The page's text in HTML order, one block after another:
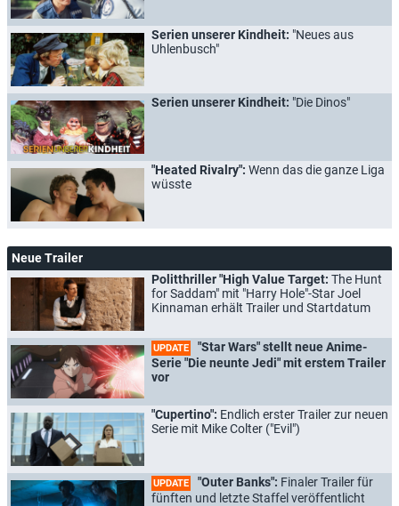
Serien unserer Kindheit: "Neues aus
Uhlenbusch"
Serien unserer Kindheit: "Die Dinos"
"Heated Rivalry": Wenn das die ganze Liga
wüsste
Neue Trailer
Politthriller "High Value Target: The Hunt
for Saddam" mit "Harry Hole"-Star Joel
Kinnaman erhält Trailer und Startdatum
UPDATE
"Star Wars" stellt neue Anime-
Serie "Die neunte Jedi" mit erstem Trailer
vor
"Cupertino": Endlich erster Trailer zur neuen
Serie mit Mike Colter ("Evil")
UPDATE "Outer Banks": Finaler Trailer für
fünften und letzte Staffel veröffentlicht